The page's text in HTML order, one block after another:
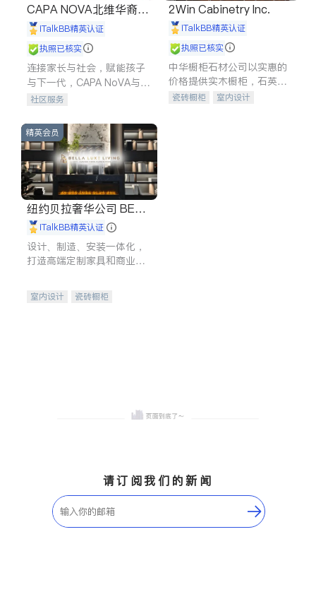
CAPA NOVA北维华裔家
长会iTalkBB精英认证
执照已核实
连接家长与社会，赋能孩子
与下一代，CAPA NoVA与您
携手建设包容、公平、充满
社区服务
2Win Cabinetry Inc.
iTalkBB精英认证
执照已核实
中华橱柜石材公司以实惠的
价格提供实木橱柜，石英石
台面，多种优质不锈钢水
瓷砖橱柜
室内设计
精英会员
纽约贝拉奢华公司 BELL
A LUXE
iTalkBB精英认证
设计、制造、安装一体化，
打造高端定制家具和商业空
室内设计
瓷砖橱柜
请订阅我们的新闻